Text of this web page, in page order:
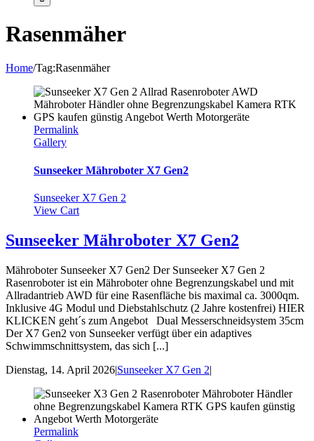
Rasenmäher
Home/Tag:Rasenmäher
Permalink
Gallery
Sunseeker Mähroboter X7 Gen2
Sunseeker X7 Gen 2
View Cart
Sunseeker Mähroboter X7 Gen2
Mähroboter Sunseeker X7 Gen2 Der Sunseeker X7 Gen 2
Rasenroboter ist ein Mähroboter ohne Begrenzungskabel und mit
Allradantrieb AWD für eine Rasenfläche bis maximal ca. 3000qm.
Inklusive 4G Modul und Diebstahlschutz (2 Jahre kostenfrei) HIER
KLICKEN geht´s zum Angebot Dual Messerschneidsystem 35cm
Der X7 Gen2 von Sunseeker verfügt über ein adaptives
Schwimmschnittsystem, das sich [...]
Dienstag, 14. April 2026|Sunseeker X7 Gen 2|
Permalink